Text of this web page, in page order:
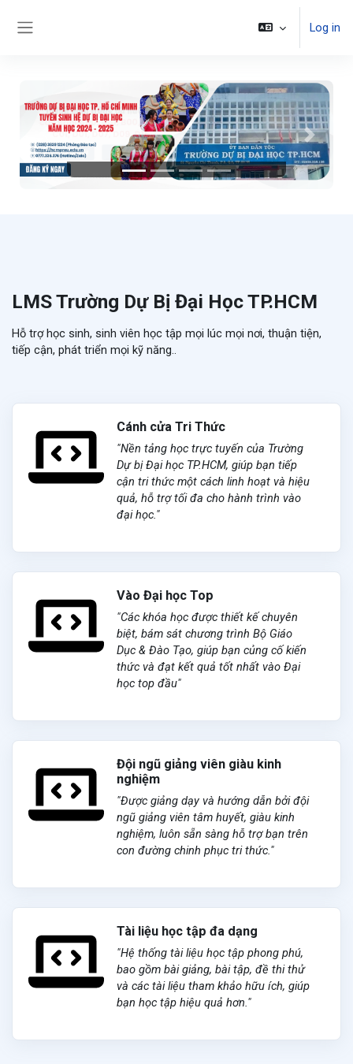
Log in
Previous Next
LMS Trường Dự Bị Đại Học TP.HCM
Hỗ trợ học sinh, sinh viên học tập mọi lúc mọi nơi, thuận tiện,
tiếp cận, phát triển mọi kỹ năng..
Cánh cửa Tri Thức
"Nền tảng học trực tuyến của Trường
Dự bị Đại học TP.HCM, giúp bạn tiếp
cận tri thức một cách linh hoạt và hiệu
quả, hỗ trợ tối đa cho hành trình vào
đại học."
Vào Đại học Top
"Các khóa học được thiết kế chuyên
biệt, bám sát chương trình Bộ Giáo
Dục & Đào Tạo, giúp bạn củng cố kiến
thức và đạt kết quả tốt nhất vào Đại
học top đầu"
Đội ngũ giảng viên giàu kinh
nghiệm
"Được giảng dạy và hướng dẫn bởi đội
ngũ giảng viên tâm huyết, giàu kinh
nghiệm, luôn sẵn sàng hỗ trợ bạn trên
con đường chinh phục tri thức."
Tài liệu học tập đa dạng
"Hệ thống tài liệu học tập phong phú,
bao gồm bài giảng, bài tập, đề thi thử
và các tài liệu tham khảo hữu ích, giúp
bạn học tập hiệu quả hơn."